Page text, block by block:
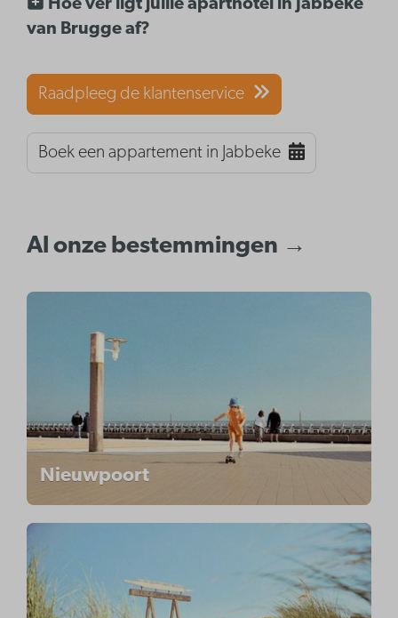
Hoe ver ligt jullie aparthotel in Jabbeke
van Brugge af?
Raadpleeg de klantenservice
Boek een appartement in Jabbeke
Al onze bestemmingen →
Nieuwpoort